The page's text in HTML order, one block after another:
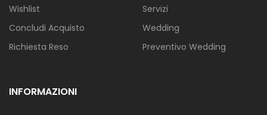
Wishlist
Concludi Acquisto
Richiesta Reso
Servizi
Wedding
Preventivo Wedding
INFORMAZIONI